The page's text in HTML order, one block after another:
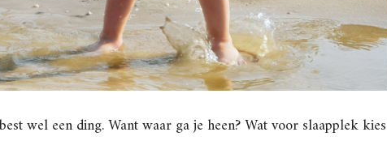
wel een ding. Want waar ga je heen? Wat voor slaapplek kies